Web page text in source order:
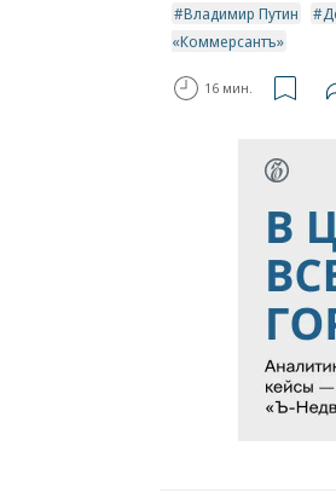
Владимир Путин
«Коммерсантъ»
16 мин.